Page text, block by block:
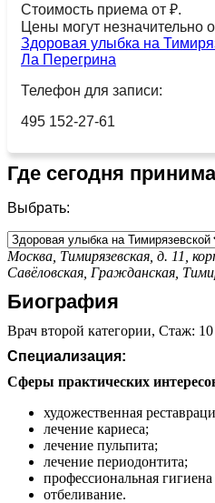
Стоимость приема от ₽.
Цены могут незначительно
Здоровая улыбка на
Ла Перегрина
Телефон для записи:
495 152-27-61
Где сегодня
Выбрать:
Москва, Тимирязевская, д. 11,
Савёловская, Гражданская,
Биография
Врач второй категории, Стаж:
Специализация:
Сферы практических
художественная
лечение кариеса;
лечение пульпита;
лечение периодонтита;
профессиональная
отбеливание.